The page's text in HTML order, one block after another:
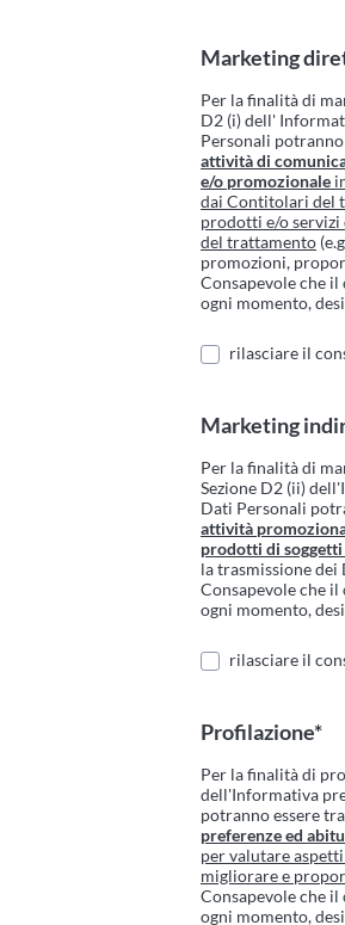
Marketing
Per la finalità di
D2 (i) dell'
Personali
attività di
e/o promozionale
dai Contitolari del
prodotti e/o
del trattamento
promozioni,
Consapevole che
ogni momento,
rilasciare il
Marketing
Per la finalità di
Sezione D2 (ii)
Dati Personali
attività
prodotti di
la trasmissione
Consapevole che
ogni momento,
rilasciare il
Profilazione*
Per la finalità di
dell'Informativa
potranno essere
preferenze ed
per valutare
migliorare e
Consapevole che
ogni momento,